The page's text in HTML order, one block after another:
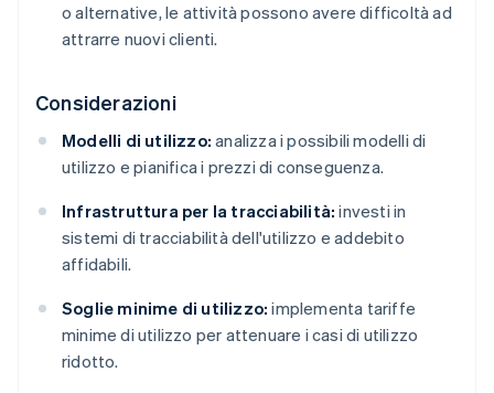
o alternative, le attività possono avere difficoltà ad
attrarre nuovi clienti.
Considerazioni
Modelli di utilizzo: analizza i possibili modelli di
utilizzo e pianifica i prezzi di conseguenza.
Infrastruttura per la tracciabilità: investi in
sistemi di tracciabilità dell'utilizzo e addebito
affidabili.
Soglie minime di utilizzo: implementa tariffe
minime di utilizzo per attenuare i casi di utilizzo
ridotto.